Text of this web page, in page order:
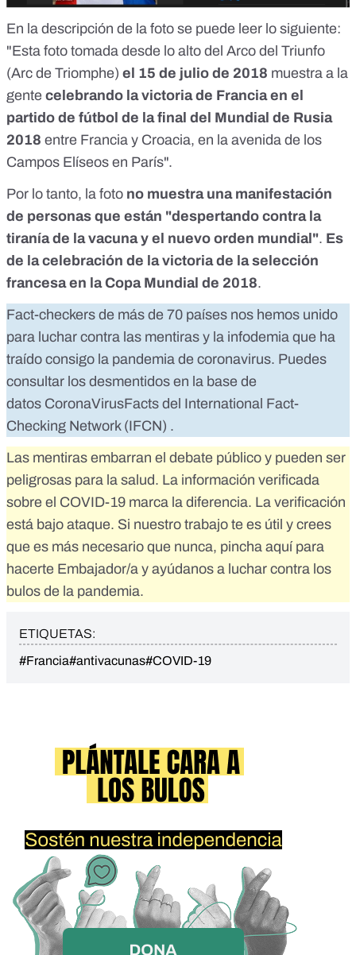
En la descripción de la foto se puede leer lo siguiente:
"Esta foto tomada desde lo alto del Arco del Triunfo
(Arc de Triomphe) el 15 de julio de 2018 muestra a la
gente celebrando la victoria de Francia en el
partido de fútbol de la final del Mundial de Rusia
2018 entre Francia y Croacia, en la avenida de los
Campos Elíseos en París".
Por lo tanto, la foto no muestra una manifestación
de personas que están "despertando contra la
tiranía de la vacuna y el nuevo orden mundial". Es
de la celebración de la victoria de la selección
francesa en la Copa Mundial de 2018.
Fact-checkers de más de 70 países nos hemos unido
para luchar contra las mentiras y la infodemia que ha
traído consigo la pandemia de coronavirus. Puedes
consultar los desmentidos en la base de
datos CoronaVirusFacts del International Fact-
Checking Network (IFCN) .
Las mentiras embarran el debate público y pueden ser
peligrosas para la salud. La información verificada
sobre el COVID-19 marca la diferencia. La verificación
está bajo ataque. Si nuestro trabajo te es útil y crees
que es más necesario que nunca, pincha aquí para
hacerte Embajador/a y ayúdanos a luchar contra los
bulos de la pandemia.
ETIQUETAS:
#Francia#antivacunas#COVID-19